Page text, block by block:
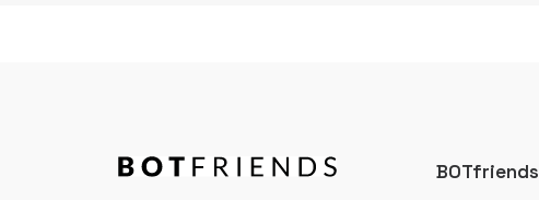
BOTfriends